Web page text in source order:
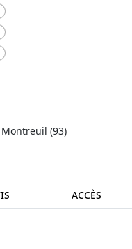
Montreuil (93)
ACCÈS